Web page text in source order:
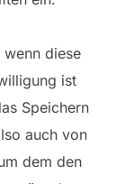
diese
ist
Speichern
auch von
dem den